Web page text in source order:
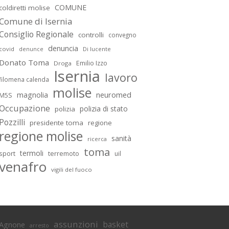
coldiretti molise COMUNE
di Isernia
Regionale controlli convegno
covid denunce denuncia Di lucente
Donato Toma Droga Emilio Izzo
calenda Isernia lavoro
M5S magnolia molise neuromed
polizia polizia di stato
Pozzilli presidente toma regione
regione molise ricerca sanità
sport termoli terremoto toma uil
vigili del fuoco
arresto assunzioni basket